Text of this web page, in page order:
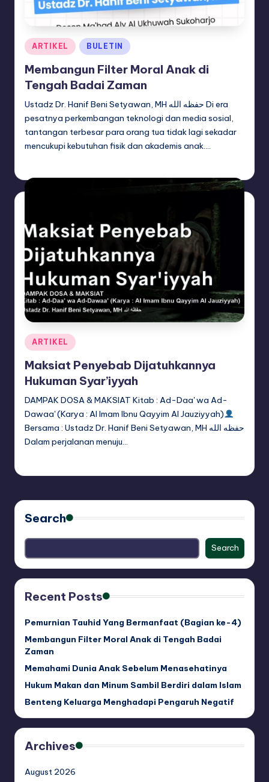
Posted
in
ARTIKEL BULETIN
Membangun Filter Moral Anak di
Tengah Badai Zaman
Ustadz Dr. Hanif Beni Setyawan, MH حفظه الله Di era
pesatnya perkembangan teknologi dan media sosial,
tantangan terbesar para orang tua tidak lagi sekadar
mencukupi kebutuhan fisik dan akademis anak.…
Posted
in
ARTIKEL
Maksiat Penyebab Dijatuhkannya
Hukuman Syar’iyyah
DAMPAK DOSA & MAKSIAT Kitab : Ad-Daa' wa Ad-
Dawaa' (Karya : Al Imam Ibnu Qayyim Al Jauziyyah)
Bersama : Ustadz Dr. Hanif Beni Setyawan, MH حفظه الله
Dalam perjalanan menuju…
Search
Search
Recent Posts
Pemurnian Tauhid Yang Bermanfaat (Bagian ke-4)
Membangun Filter Moral Anak di Tengah Badai
Zaman
Memahami Dunia Anak Sebelum Menasehatinya
Hukum Makan dan Minum Sambil Berdiri dalam Islam
Benteng Keluarga Menghadapi Pengaruh Negatif
Archives
August 2026